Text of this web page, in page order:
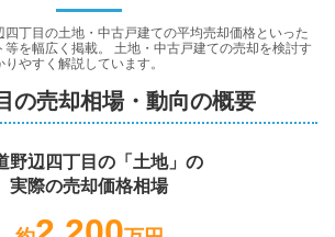
報
丁目 の土地・中古戸建ての平均売却価格といった
を幅広く掲載。 土地・中古戸建ての売却を検討す
やすく解説しています。
の売却相場・動向の概要
野辺四丁目 の「土地」の
実際の売却価格相場